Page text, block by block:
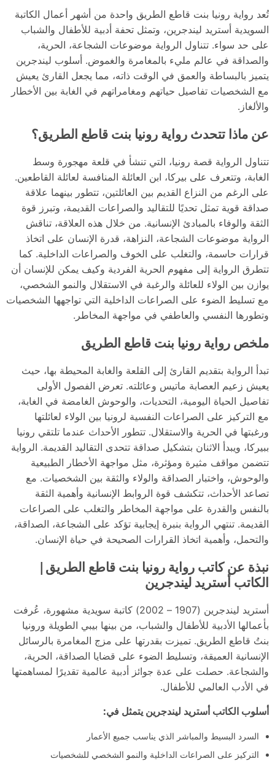
تُعد رواية رونيا بنت قاطع الطريق واحدة من أشهر أعمال الكاتبة
السويدية أستريد ليندجرين، وتمثل تحفة أدبية للأطفال والشباب
على حد سواء. تتناول الرواية موضوعات الشجاعة، الحرية،
والصداقة في عالم مليء بالمغامرة والغموض. أسلوب ليندجرين
يتميز بالبساطة والعمق في الوقت ذاته، مما يجعل القارئ يعيش
مع الشخصيات تفاصيل حياتهم ومغامراتهم في الغابة بين الأخطار
والألغاز.
عن ماذا تتحدث رواية رونيا بنت قاطع الطريق؟
تتناول الرواية قصة رونيا، التي تنشأ في قلعة مهجورة وسط
الغابة، وتتعرف على بيركا، ابن العائلة المنافسة لعائلة القاطعين.
على الرغم من النزاع القديم بين العائلتين، تتطور بينهما علاقة
صداقة قوية تمثل تحديًا للتقاليد والصراعات القديمة، وتبرز قوة
الثقة والوفاء بالمبادئ الإنسانية. من خلال هذه العلاقة، تناقش
الرواية موضوعات الشجاعة، النزاهة، قدرة الإنسان على اتخاذ
قرارات حاسمة، والتغلب على الخوف والصراعات الداخلية. كما
تتطرق الرواية إلى مفهوم الحرية الفردية وكيف يمكن للإنسان أن
يوازن بين الولاء للعائلة والرغبة في الاستقلال والنمو الشخصي،
مع تسليط الضوء على الصراعات الداخلية التي تواجهها الشخصيات
وتطورها النفسي والعاطفي في مواجهة المخاطر.
ملخص رواية رونيا بنت قاطع الطريق
تبدأ الرواية بتقديم القارئ إلى القلعة والغابة المحيطة بها، حيث
يعيش زعيم العصابة ماتيس وعائلته. تعرض الفصول الأولى
تفاصيل الحياة اليومية، التحديات، والوحوش الغامضة في الغابة،
مع التركيز على الصراعات النفسية لرونيا بين الولاء لعائلتها
ورغبتها في الحرية والاستقلال. تتطور الأحداث عندما تلتقي رونيا
ببيركا، ويبدأ الاثنان بتشكيل صداقة تتحدى التقاليد القديمة. الرواية
تتضمن مواقف مثيرة ومؤثرة، مثل مواجهة الأخطار الطبيعية
والوحوش، واختبار الصداقة والولاء والثقة بين الشخصيات. مع
تصاعد الأحداث، تتكشف قوة الروابط الإنسانية وأهمية الثقة
بالنفس والقدرة على مواجهة المخاطر والتغلب على الصراعات
القديمة. تنتهي الرواية بنبرة إيجابية تؤكد على الشجاعة، الصداقة،
والتحمل، وأهمية اتخاذ القرارات الصحيحة في حياة الإنسان.
نبذة عن كاتب رواية رونيا بنت قاطع الطريق|
الكاتب أستريد ليندجرين
أستريد ليندجرين (1907 – 2002) كاتبة سويدية مشهورة، عُرفت
بأعمالها الأدبية للأطفال والشباب، من بينها بيبي الطويلة ورونيا
بنتُ قاطع الطريق. تميزت بقدرتها على مزج المغامرة بالرسائل
الإنسانية العميقة، وتسليط الضوء على قضايا الصداقة، الحرية،
والشجاعة. حصلت على عدة جوائز أدبية عالمية تقديرًا لمساهمتها
في الأدب العالمي للأطفال.
أسلوب الكاتب أستريد ليندجرين يتمثل في:
السرد البسيط والمباشر الذي يناسب جميع الأعمار
التركيز على الصراعات الداخلية والنمو الشخصي للشخصيات